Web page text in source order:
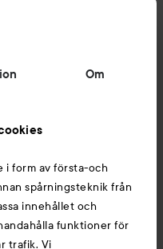
Om
i form av första-och
spårningsteknik från
innehållet och
funktioner för
trafik. Vi